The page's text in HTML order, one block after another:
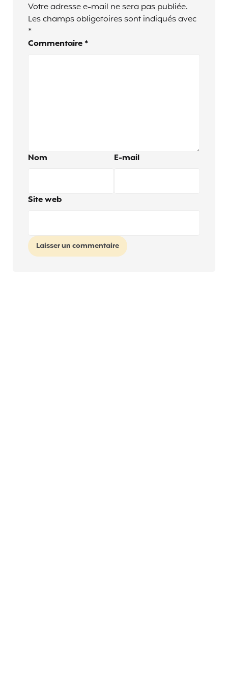
Votre adresse e-mail ne sera pas publiée.
Les champs obligatoires sont indiqués avec
*
Commentaire *
Nom E-mail
Site web